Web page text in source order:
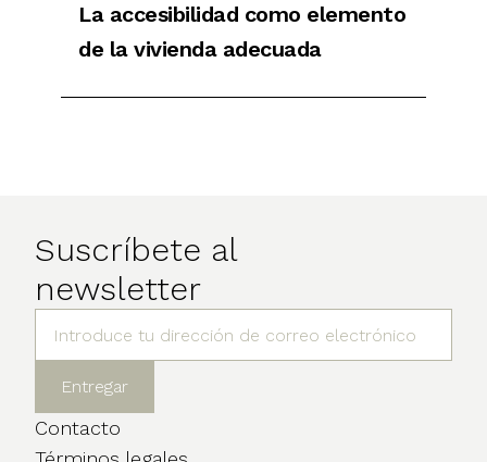
La accesibilidad como elemento
de la vivienda adecuada
Suscríbete al
newsletter
Contacto